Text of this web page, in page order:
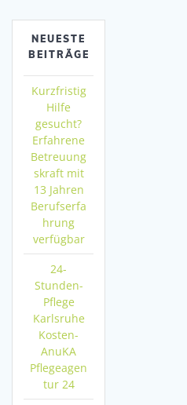
NEUESTE
BEITRÄGE
Kurzfristig
Hilfe
gesucht?
Erfahrene
Betreuung
skraft mit
13 Jahren
Berufserfa
hrung
verfügbar
24-
Stunden-
Pflege
Karlsruhe
Kosten-
AnuKA
Pflegeagen
tur 24